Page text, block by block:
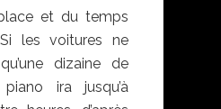
et du temps
les voitures ne
dizaine de
ira jusqu’à